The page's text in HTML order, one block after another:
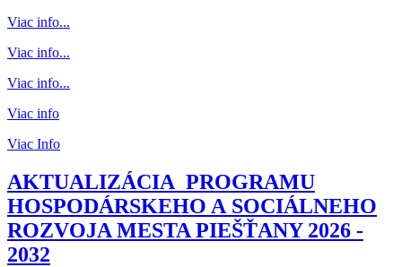
Viac info...
Viac info...
Viac info...
Viac info
Viac Info
AKTUALIZÁCIA PROGRAMU
HOSPODÁRSKEHO A SOCIÁLNEHO
ROZVOJA MESTA PIEŠŤANY 2026 -
2032